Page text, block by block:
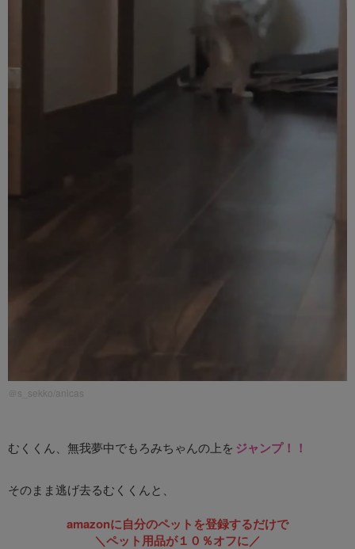
＠s_sekko/anicas
むくくん、無我夢中でもろみちゃんの上をジャンプ！！
そのまま逃げ去るむくくんと、
amazonに自分のペットを登録するだけで
＼ペット用品が１０％オフに／